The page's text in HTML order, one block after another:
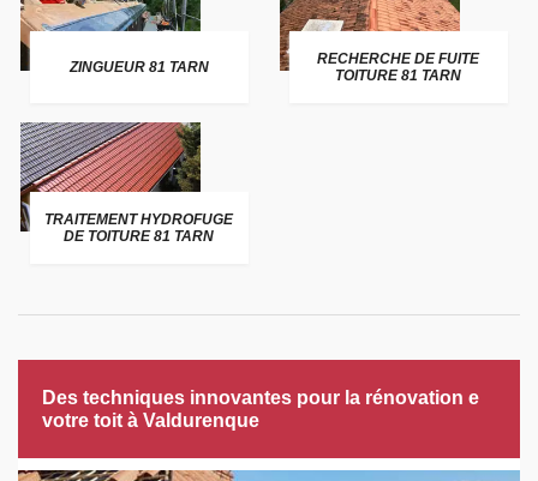
ZINGUEUR 81 TARN
RECHERCHE DE FUITE
TOITURE 81 TARN
TRAITEMENT HYDROFUGE
DE TOITURE 81 TARN
Des techniques innovantes pour la rénovation e
votre toit à Valdurenque